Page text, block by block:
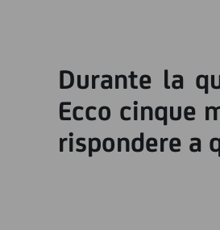
Durante la
Ecco cinque
rispondere a